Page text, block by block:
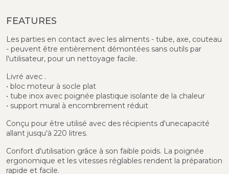
FEATURES
Les parties en contact avec les aliments - tube, axe, couteau
- peuvent être entièrement démontées sans outils par
l'utilisateur, pour un nettoyage facile.
Livré avec .
• bloc moteur à socle plat
• tube inox avec poignée plastique isolante de la chaleur
• support mural à encombrement réduit
Conçu pour être utilisé avec des récipients d'unecapacité
allant jusqu'à 220 litres.
Confort d'utilisation grâce à son faible poids. La poignée
ergonomique et les vitesses réglables rendent la préparation
rapide et facile.